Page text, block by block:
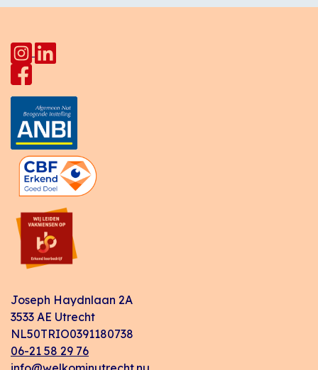
Joseph Haydnlaan 2A
3533 AE Utrecht
NL50TRIO0391180738
06-21 58 29 76